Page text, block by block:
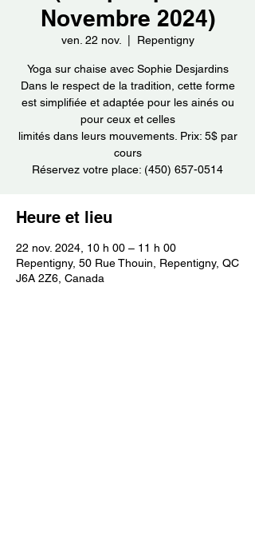
Novembre 2024)
ven. 22 nov. Repentigny
Yoga sur chaise avec Sophie Desjardins
Dans le respect de la tradition, cette forme
est simplifiée et adaptée pour les ainés ou
pour ceux et celles
limités dans leurs mouvements. Prix: 5$ par
cours
Réservez votre place: (450) 657-0514
Heure et lieu
22 nov. 2024, 10 h 00 – 11 h 00
Repentigny, 50 Rue Thouin, Repentigny, QC
J6A 2Z6, Canada